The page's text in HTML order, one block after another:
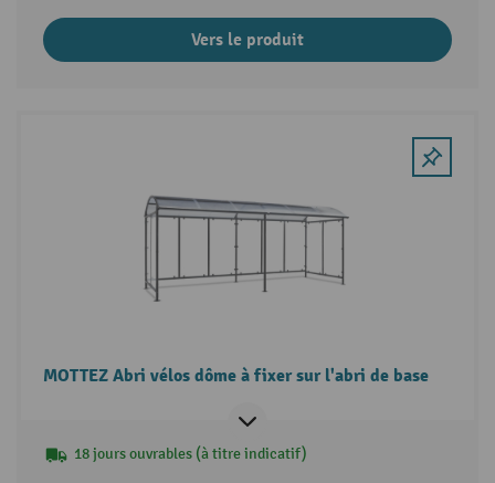
Vers le produit
MOTTEZ Abri vélos dôme à fixer sur l'abri de base
18 jours ouvrables (à titre indicatif)